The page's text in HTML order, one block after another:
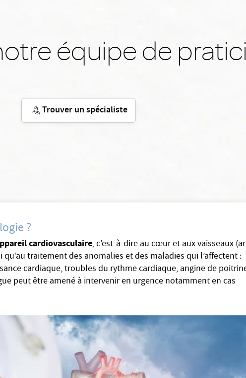
équipe de
Trouver un spécialiste
?
cardiovasculaire, c’est-à-dire au cœur et aux vaisseaux
traitement des anomalies et des maladies qui l’affectent :
cardiaque, troubles du rythme cardiaque, angine de
peut être amené à intervenir en urgence notamment en cas